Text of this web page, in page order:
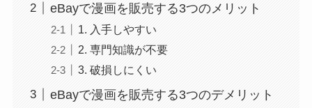
eBayで漫画を販売する3つのメリット
1. 入手しやすい
2. 専門知識が不要
3. 破損しにくい
eBayで漫画を販売する3つのデメリット